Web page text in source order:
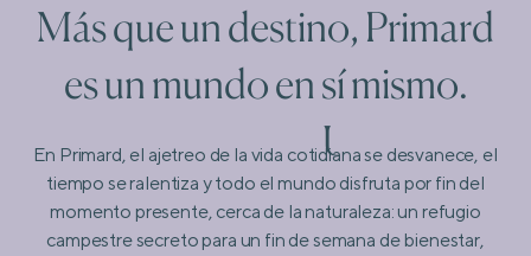
Más que un destino, Primard
es un mundo en sí mismo.
Unretiro.
En Primard, el ajetreo de la vida cotidiana se desvanece, el
tiempo se ralentiza y todo el mundo disfruta por fin del
momento presente, cerca de la naturaleza: un refugio
campestre secreto para un fin de semana de bienestar,